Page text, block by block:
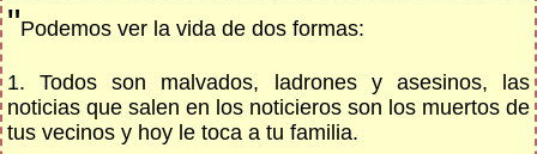
"Podemos ver la vida de dos formas:
1. Todos son malvados, ladrones y asesinos, las
noticias que salen en los noticieros son los muertos de
tus vecinos y hoy le toca a tu familia.